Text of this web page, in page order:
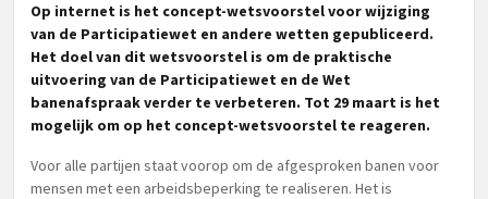
Op internet is het concept-wetsvoorstel voor wijziging
van de Participatiewet en andere wetten gepubliceerd.
Het doel van dit wetsvoorstel is om de praktische
uitvoering van de Participatiewet en de Wet
banenafspraak verder te verbeteren. Tot 29 maart is het
mogelijk om op het concept-wetsvoorstel te reageren.
Voor alle partijen staat voorop om de afgesproken banen voor
mensen met een arbeidsbeperking te realiseren. Het is